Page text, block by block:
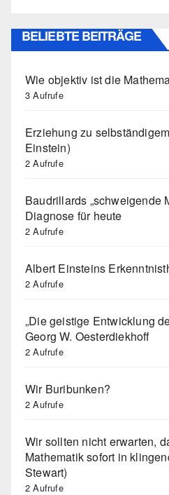
BELIEBTE BEITRÄGE
Wie objektiv ist die
3 Aufrufe
Erziehung zu
Einstein)
2 Aufrufe
Baudrillards „schweigende
Diagnose für heute
2 Aufrufe
Albert Einsteins
2 Aufrufe
„Die geistige Entwicklung
Georg W. Oesterdiekhoff
2 Aufrufe
Wir Buribunken?
2 Aufrufe
Wir sollten nicht erwarten,
Mathematik sofort in
Stewart)
2 Aufrufe